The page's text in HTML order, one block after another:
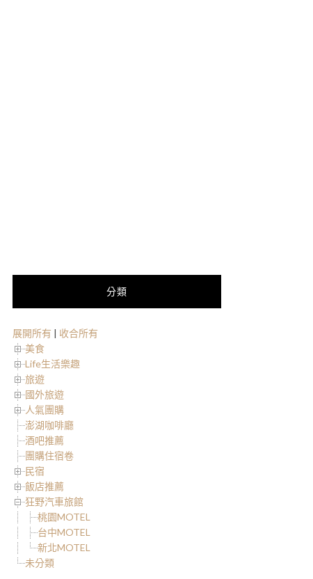
分類
展開所有 | 收合所有
美食
Life生活樂趣
旅遊
國外旅遊
人氣團購
澎湖咖啡廳
酒吧推薦
團購住宿卷
民宿
飯店推薦
狂野汽車旅館
桃園MOTEL
台中MOTEL
新北MOTEL
未分類